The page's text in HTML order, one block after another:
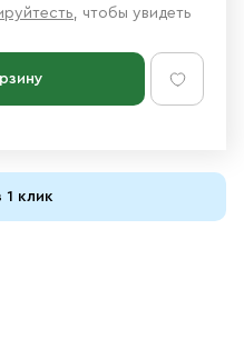
, чтобы увидеть
1 клик